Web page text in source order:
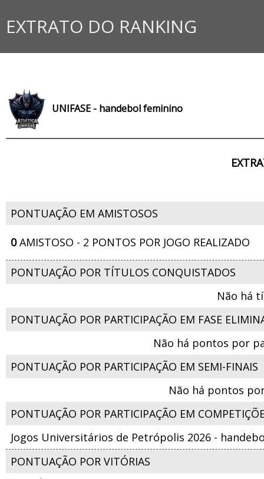
EXTRATO DO RANKING
UNIFASE - handebol feminino
PONTUAÇÃO EM AMISTOSOS
0AMISTOSO - 2 PONTOS POR JOGO REALIZADO
PONTUAÇÃO POR TÍTULOS CONQUISTADOS
Não há
PONTUAÇÃO POR PARTICIPAÇÃO EM FASE
Não há pontos por
PONTUAÇÃO POR PARTICIPAÇÃO EM SEMI-FINAIS
Não há pontos
PONTUAÇÃO POR PARTICIPAÇÃO EM
Jogos Universitários de Petrópolis 2026 -
PONTUAÇÃO POR VITÓRIAS